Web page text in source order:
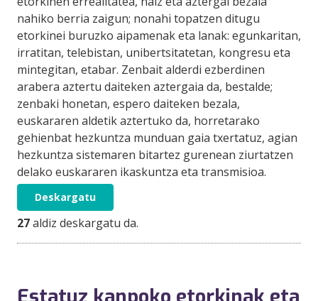
nahiko berria zaigun; nonahi topatzen ditugu
etorkinei buruzko aipamenak eta lanak: egunkaritan,
irratitan, telebistan, unibertsitatetan, kongresu eta
mintegitan, etabar. Zenbait alderdi ezberdinen
arabera aztertu daiteken aztergaia da, bestalde;
zenbaki honetan, espero daiteken bezala,
euskararen aldetik aztertuko da, horretarako
gehienbat hezkuntza munduan gaia txertatuz, agian
hezkuntza sistemaren bitartez gurenean ziurtatzen
delako euskararen ikaskuntza eta transmisioa.
Deskargatu
27aldiz deskargatu da.